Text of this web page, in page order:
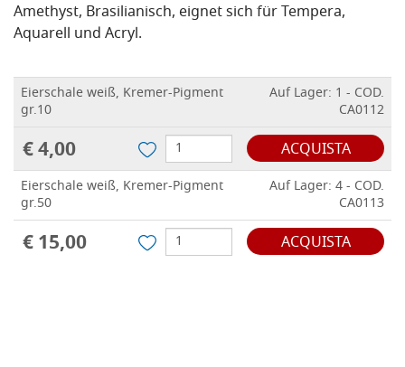
Amethyst, Brasilianisch, eignet sich für Tempera,
Aquarell und Acryl.
Eierschale weiß, Kremer-Pigment
gr.10
Auf Lager: 1 - COD.
CA0112
€ 4,00 ACQUISTA
Eierschale weiß, Kremer-Pigment
gr.50
Auf Lager: 4 - COD.
CA0113
€ 15,00 ACQUISTA